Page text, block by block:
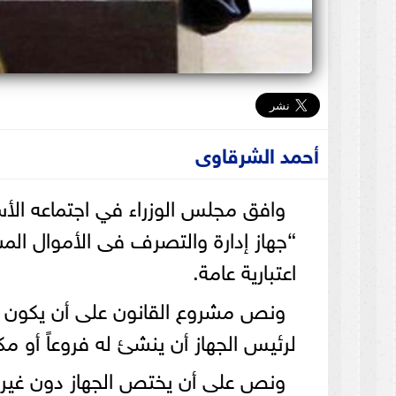
أحمد الشرقاوى
وافق مجلس الوزراء في اجتماعه
“جهاز إدارة والتصرف فى الأموال
اعتبارية عامة.
ونص مشروع القانون على أن يكون
لرئيس الجهاز أن ينشئ له فروعاً
ونص على أن يختص الجهاز دون غيره